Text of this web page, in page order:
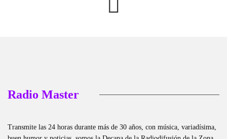
Radio Master
Transmite las 24 horas durante más de 30 años, con música, variadísima,